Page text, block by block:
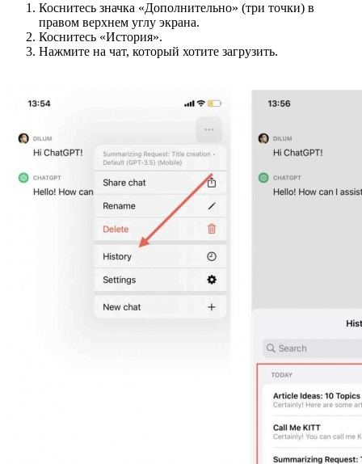
Коснитесь значка «Дополнительно» (три точки) в
правом верхнем углу экрана.
Коснитесь «История».
Нажмите на чат, который хотите загрузить.